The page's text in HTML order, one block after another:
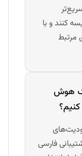
کنند و با
مرتبط
هوش
فارسی